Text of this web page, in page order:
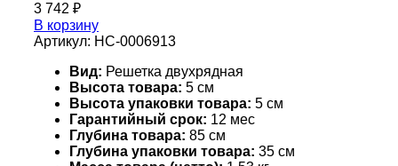
3 742 ₽
В корзину
Артикул: НС-0006913
Вид: Решетка двухрядная
Высота товара: 5 см
Высота упаковки товара: 5 см
Гарантийный срок: 12 мес
Глубина товара: 85 см
Глубина упаковки товара: 35 см